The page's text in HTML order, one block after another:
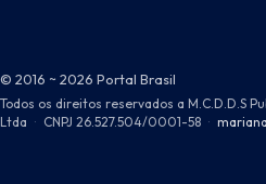
© 2016 ~ 2026 Portal Brasil
Todos os direitos reservados a M.C.D.D.S
Ltda · CNPJ 26.527.504/0001-58 ·